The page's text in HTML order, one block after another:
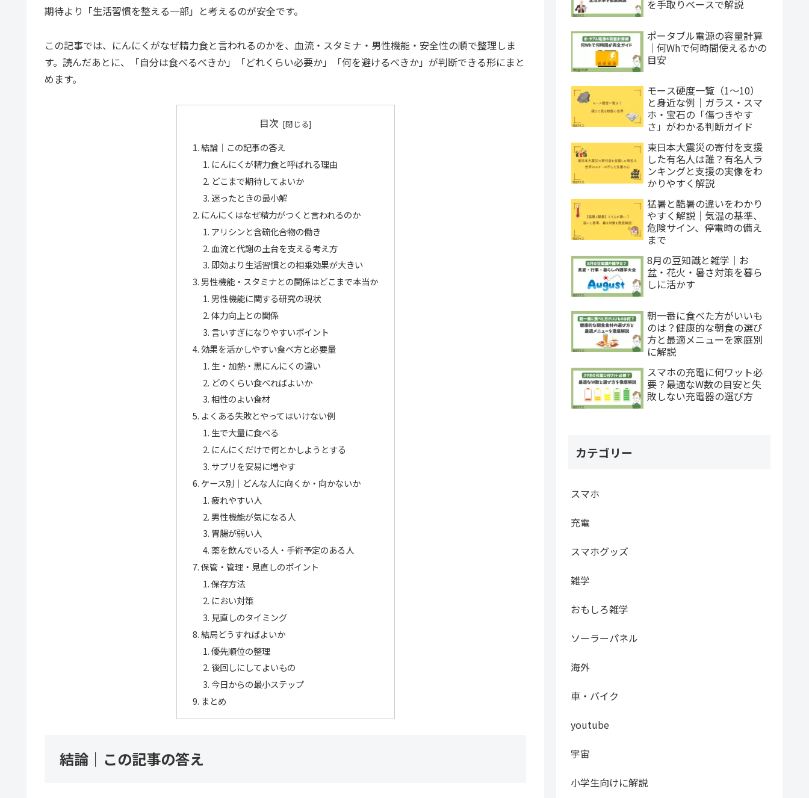
期待より「生活習慣を整える一部」と考えるのが安全です。
この記事では、にんにくがなぜ精力食と言われるのかを、血流・スタミナ・男性機能・安全性の順で整理しま
す。読んだあとに、「自分は食べるべきか」「どれくらい必要か」「何を避けるべきか」が判断できる形にまと
めます。
目次
結論｜この記事の答え
にんにくが精力食と呼ばれる理由
どこまで期待してよいか
迷ったときの最小解
にんにくはなぜ精力がつくと言われるのか
アリシンと含硫化合物の働き
血流と代謝の土台を支える考え方
即効より生活習慣との相乗効果が大きい
男性機能・スタミナとの関係はどこまで本当か
男性機能に関する研究の現状
体力向上との関係
言いすぎになりやすいポイント
効果を活かしやすい食べ方と必要量
生・加熱・黒にんにくの違い
どのくらい食べればよいか
相性のよい食材
よくある失敗とやってはいけない例
生で大量に食べる
にんにくだけで何とかしようとする
サプリを安易に増やす
ケース別｜どんな人に向くか・向かないか
疲れやすい人
男性機能が気になる人
胃腸が弱い人
薬を飲んでいる人・手術予定のある人
保管・管理・見直しのポイント
保存方法
におい対策
見直しのタイミング
結局どうすればよいか
優先順位の整理
後回しにしてよいもの
今日からの最小ステップ
まとめ
結論｜この記事の答え
を手取りベースで解説
ポータブル電源の容量計算
｜何Whで何時間使えるかの
目安
モース硬度一覧（1〜10）
と身近な例｜ガラス・スマ
ホ・宝石の「傷つきやす
さ」がわかる判断ガイド
東日本大震災の寄付を支援
した有名人は誰？有名人ラ
ンキングと支援の実像をわ
かりやすく解説
猛暑と酷暑の違いをわかり
やすく解説｜気温の基準、
危険サイン、停電時の備え
まで
8月の豆知識と雑学｜お
盆・花火・暑さ対策を暮ら
しに活かす
朝一番に食べた方がいいも
のは？健康的な朝食の選び
方と最適メニューを家庭別
に解説
スマホの充電に何ワット必
要？最適なW数の目安と失
敗しない充電器の選び方
カテゴリー
スマホ
充電
スマホグッズ
雑学
おもしろ雑学
ソーラーパネル
海外
車・バイク
youtube
宇宙
小学生向けに解説